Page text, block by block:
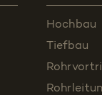
Hochbau
Tiefbau